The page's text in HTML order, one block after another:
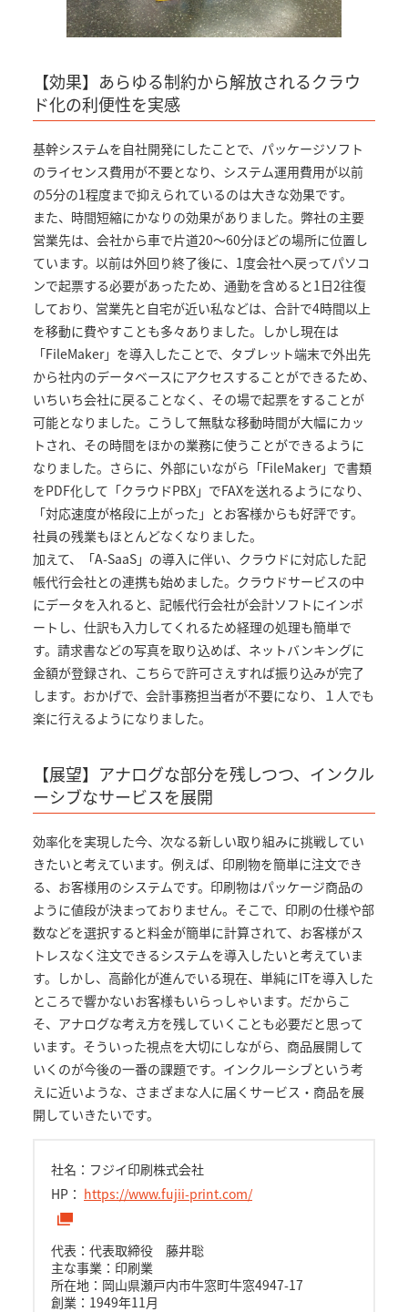
【効果】あらゆる制約から解放されるクラウ
ド化の利便性を実感
基幹システムを自社開発にしたことで、パッケージソフト
のライセンス費用が不要となり、システム運用費用が以前
の5分の1程度まで抑えられているのは大きな効果です。
また、時間短縮にかなりの効果がありました。弊社の主要
営業先は、会社から車で片道20～60分ほどの場所に位置し
ています。以前は外回り終了後に、1度会社へ戻ってパソコ
ンで起票する必要があったため、通勤を含めると1日2往復
しており、営業先と自宅が近い私などは、合計で4時間以上
を移動に費やすことも多々ありました。しかし現在は
「FileMaker」を導入したことで、タブレット端末で外出先
から社内のデータベースにアクセスすることができるため、
いちいち会社に戻ることなく、その場で起票をすることが
可能となりました。こうして無駄な移動時間が大幅にカッ
トされ、その時間をほかの業務に使うことができるように
なりました。さらに、外部にいながら「FileMaker」で書類
をPDF化して「クラウドPBX」でFAXを送れるようになり、
「対応速度が格段に上がった」とお客様からも好評です。
社員の残業もほとんどなくなりました。
加えて、「A-SaaS」の導入に伴い、クラウドに対応した記
帳代行会社との連携も始めました。クラウドサービスの中
にデータを入れると、記帳代行会社が会計ソフトにインポ
ートし、仕訳も入力してくれるため経理の処理も簡単で
す。請求書などの写真を取り込めば、ネットバンキングに
金額が登録され、こちらで許可さえすれば振り込みが完了
します。おかげで、会計事務担当者が不要になり、１人でも
楽に行えるようになりました。
【展望】アナログな部分を残しつつ、インクル
ーシブなサービスを展開
効率化を実現した今、次なる新しい取り組みに挑戦してい
きたいと考えています。例えば、印刷物を簡単に注文でき
る、お客様用のシステムです。印刷物はパッケージ商品の
ように値段が決まっておりません。そこで、印刷の仕様や部
数などを選択すると料金が簡単に計算されて、お客様がス
トレスなく注文できるシステムを導入したいと考えていま
す。しかし、高齢化が進んでいる現在、単純にITを導入した
ところで響かないお客様もいらっしゃいます。だからこ
そ、アナログな考え方を残していくことも必要だと思って
います。そういった視点を大切にしながら、商品展開して
いくのが今後の一番の課題です。インクルーシブという考
えに近いような、さまざまな人に届くサービス・商品を展
開していきたいです。
社名：フジイ印刷株式会社
HP： https://www.fujii-print.com/
代表：代表取締役 藤井聡
主な事業：印刷業
所在地：岡山県瀬戸内市牛窓町牛窓4947-17
創業：1949年11月